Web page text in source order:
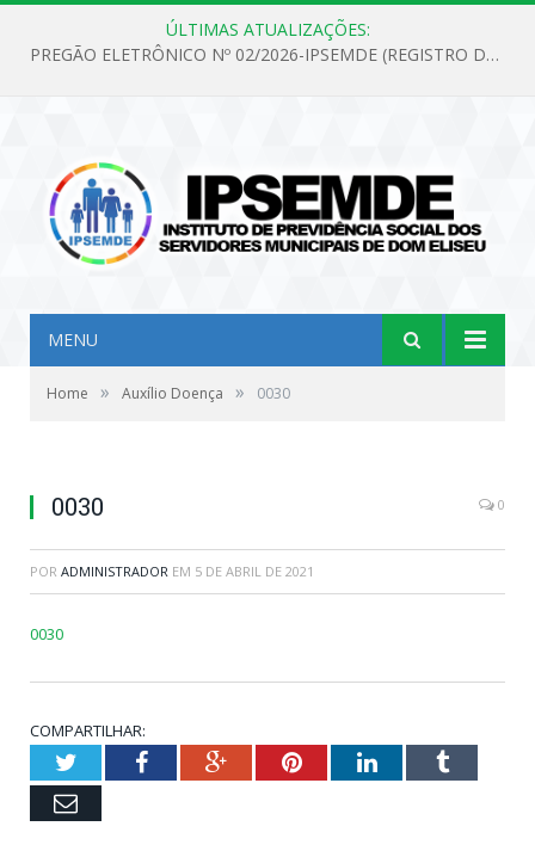
ÚLTIMAS ATUALIZAÇÕES:
PREGÃO ELETRÔNICO Nº 02/2026-IPSEMDE (REGISTRO DE PREÇOS PARA FUTURA E EVENTUAL AQUISIÇÃO DE MATERIAL DE LIMPEZA E GÊNEROS ALIMENTÍCIOS PARA ATENDER AS NECESSIDADES DO INSTITUTO DE PREVIDÊNCIA SOCIAL DOS SERVIDORES MUNICIPAIS DE DOM ELISEU.)
MENU
Home » Auxílio Doença » 0030
0030 0
POR ADMINISTRADOR EM 5 DE ABRIL DE 2021
0030
COMPARTILHAR:
TwitterFacebookGoogle+PinterestLinkedInTumblr
Email